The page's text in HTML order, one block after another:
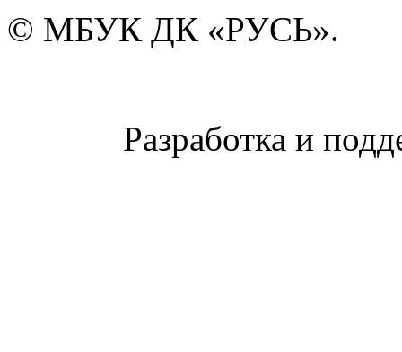
© МБУК ДК «РУСЬ».
Разработка и